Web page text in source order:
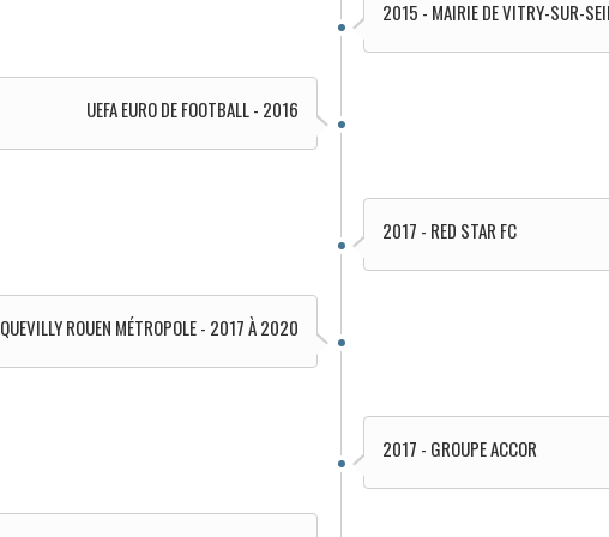
2015 - MAIRIE DE VITRY-SUR-
UEFA EURO DE FOOTBALL - 2016
2017 - RED STAR FC
QUEVILLY ROUEN MÉTROPOLE - 2017 À 2020
2017 - GROUPE ACCOR